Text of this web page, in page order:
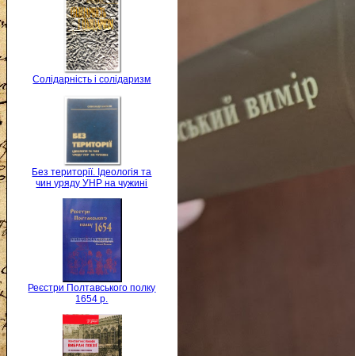
Солідарність і солідаризм
Без території. Ідеологія та
чин уряду УНР на чужині
Реєстри Полтавського полку
1654 р.